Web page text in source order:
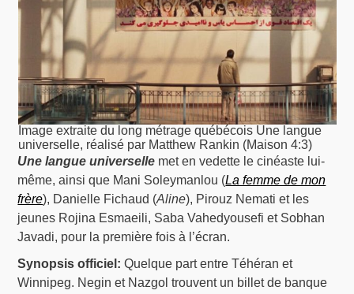
Image extraite du long métrage québécois Une langue
universelle, réalisé par Matthew Rankin (Maison 4:3)
Une langue universelle met en vedette le cinéaste lui-
même, ainsi que Mani Soleymanlou (La femme de mon
frère), Danielle Fichaud (Aline), Pirouz Nemati et les
jeunes Rojina Esmaeili, Saba Vahedyousefi et Sobhan
Javadi, pour la première fois à l’écran.
Synopsis officiel: Quelque part entre Téhéran et
Winnipeg. Negin et Nazgol trouvent un billet de banque